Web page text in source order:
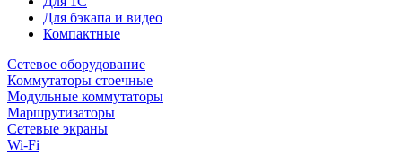
Для бэкапа и видео
Компактные
Сетевое оборудование
Коммутаторы стоечные
Модульные коммутаторы
Маршрутизаторы
Сетевые экраны
Wi-Fi